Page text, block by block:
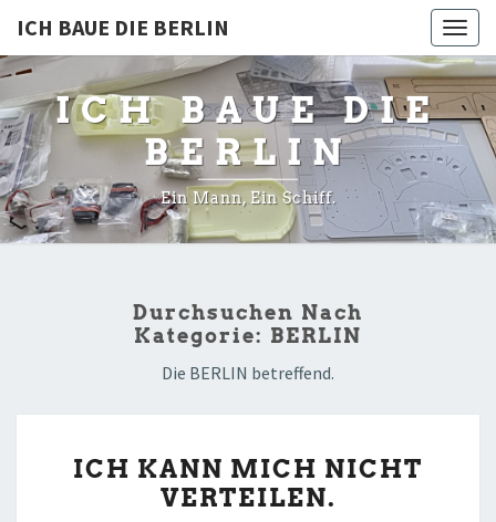
ICH BAUE DIE BERLIN
ICH BAUE DIE
BERLIN
Ein Mann, Ein Schiff.
Durchsuchen Nach
Kategorie: BERLIN
Die BERLIN betreffend.
KANN
MICH
ICH KANN MICH NICHT
VERTEILEN.